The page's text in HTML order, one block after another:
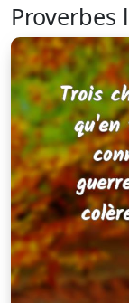
Proverbes